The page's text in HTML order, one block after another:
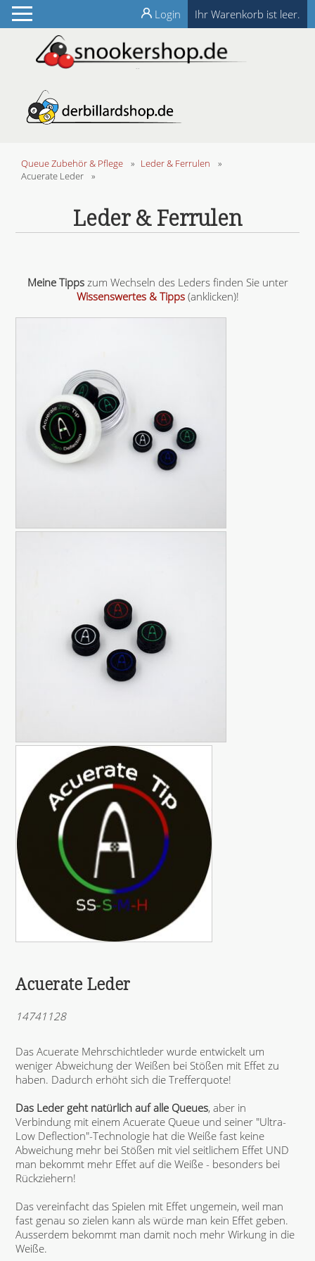
Ihr Warenkorb ist leer.
Login
Queue Zubehör & Pflege » Leder & Ferrulen
»
Acuerate Leder
»
Leder & Ferrulen
Meine Tipps zum Wechseln des Leders finden Sie unter
Wissenswertes & Tipps(anklicken)!
Acuerate Leder
14741128
Das Acuerate Mehrschichtleder wurde entwickelt um
weniger Abweichung der Weißen bei Stößen mit Effet zu
haben. Dadurch erhöht sich die Trefferquote!
Das Leder geht natürlich auf alle Queues, aber in
Verbindung mit einem Acuerate Queue und seiner "Ultra-
Low Deflection"-Technologie hat die Weiße fast keine
Abweichung mehr bei Stößen mit viel seitlichem Effet UND
man bekommt mehr Effet auf die Weiße - besonders bei
Rückziehern!
Das vereinfacht das Spielen mit Effet ungemein, weil man
fast genau so zielen kann als würde man kein Effet geben.
Ausserdem bekommt man damit noch mehr Wirkung in die
Weiße.